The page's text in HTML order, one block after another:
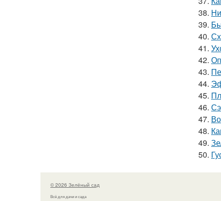
38.
39.
40.
41.
42.
43.
44.
45.
46.
47.
48.
49.
50.
© 2026 Зелёный сад
Всё для дачи и сада